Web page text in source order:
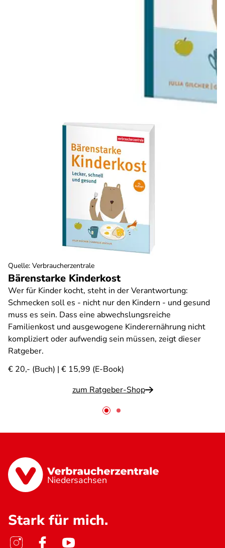
Bärenstarke Kinderkost
Wer für Kinder kocht, steht in der Verantwortung:
Schmecken soll es - nicht nur den Kindern - und gesund
muss es sein. Dass eine abwechslungsreiche
Familienkost und ausgewogene Kinderernährung nicht
kompliziert oder aufwendig sein müssen, zeigt dieser
Ratgeber.
€ 20,- (Buch) | € 15,99 (E-Book)
zum Ratgeber-Shop
Quelle: Verbraucherzentrale
Niedersachsen
Stark für mich.